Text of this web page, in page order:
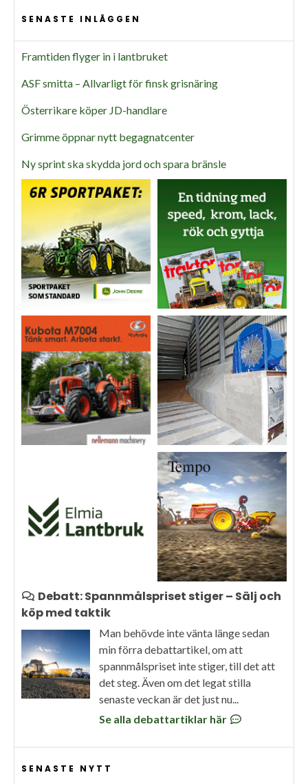
SENASTE INLÄGGEN
Framtiden flyger in i lantbruket
ASF smitta – Allvarligt för finsk grisnäring
Österrikare köper JD-handlare
Grimme öppnar nytt begagnatcenter
Ny sprint ska skydda jord och spara bränsle
Debatt: Spannmålspriset stiger – Sälj och
köp med taktik
Man behövde inte vänta länge sedan
min förra debattartikel, om att
spannmålspriset inte stiger, till det att
det steg. Även om det legat stilla
senaste veckan är det just nu...
Se alla debattartiklar här
SENASTE NYTT